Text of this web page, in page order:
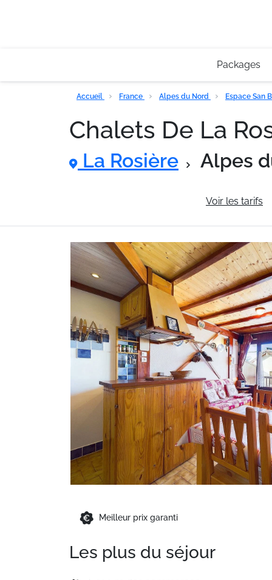
Packages
Accueil France Alpes du Nord Espace San
Chalets De La
La Rosière Alpes
Voir les tarifs
Meilleur prix garanti
Les plus du séjour